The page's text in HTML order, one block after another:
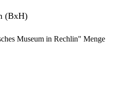
(BxH)
Museum in Rechlin" Menge